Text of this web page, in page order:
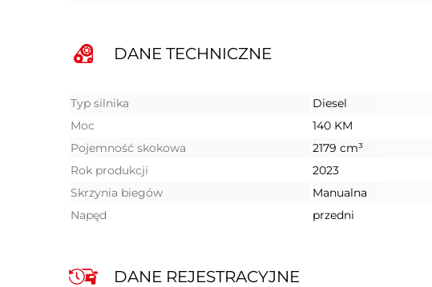
DANE TECHNICZNE
Typ silnika
Diesel
Moc
140 KM
Pojemność skokowa
2179 cm³
Rok produkcji
2023
Skrzynia biegów
Manualna
Napęd
przedni
DANE REJESTRACYJNE